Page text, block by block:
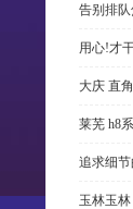
告别排
用心!才
大庆 直
莱芜 h8
追求细
玉林玉